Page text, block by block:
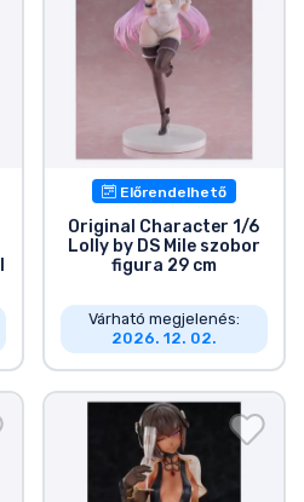
Előrendelhető
Original Character 1/6
Lolly by DS Mile szobor
figura 29 cm
Várható megjelenés:
2026. 12. 02.